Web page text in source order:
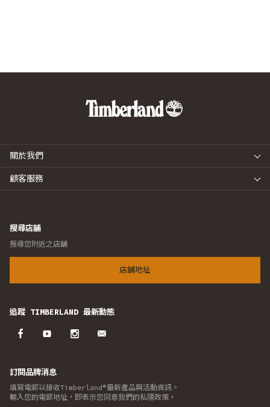
關於我們
顧客服務
搜尋店舖
搜尋您附近之店舖
店舖地址
追蹤 TIMBERLAND 最新動態
訂閱品牌消息
填寫電郵以接收Timberland®最新產品與活動資訊。
輸入您的電郵地址，即表示您同意我們的私隱政策。